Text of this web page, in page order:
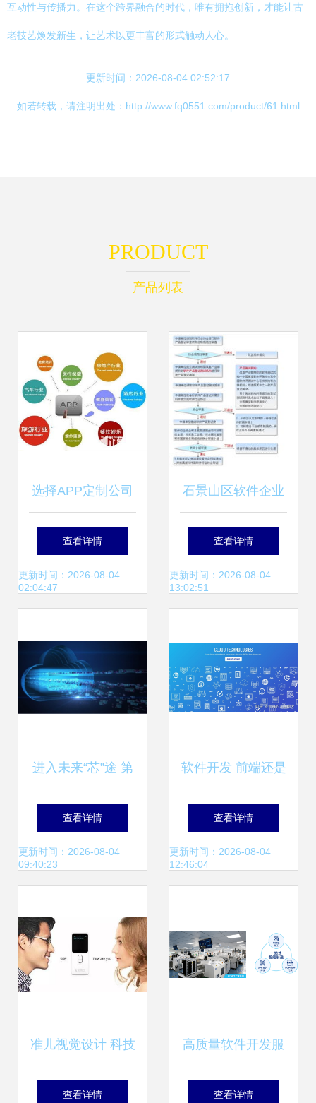
互动性与传播力。在这个跨界融合的时代，唯有拥抱创新，才能让古
老技艺焕发新生，让艺术以更丰富的形式触动人心。
更新时间：2026-08-04 02:52:17
如若转载，请注明出处：http://www.fq0551.com/product/61.html
PRODUCT
产品列表
选择APP定制公司
的四大黄金标准 华
韩软件是您的最佳
查看详情
更新时间：2026-08-04
02:04:47
石景山区软件企业
认定流程与软件开
发价值探析
查看详情
更新时间：2026-08-04
13:02:51
进入未来“芯”途 第
三代半导体材料的
技术落地与生态服
查看详情
更新时间：2026-08-04
09:40:23
软件开发 前端还是
后端？综合对比与
选择指南
查看详情
更新时间：2026-08-04
12:46:04
准儿视觉设计 科技
产品的视觉语言与
查看详情
高质量软件开发服
务 赋能数字化转型
查看详情